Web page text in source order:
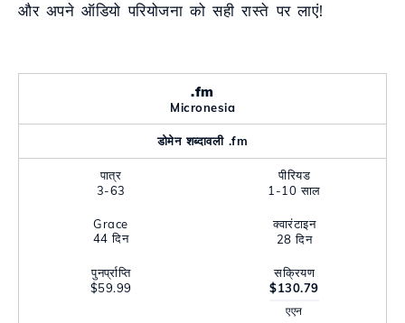
और अपने ऑडियो परियोजना को सही रास्ते पर लाएं!
.fm
Micronesia
डोमेन शब्दावली .fm
पात्र
3-63
पीरियड
1-10 साल
Grace
44 दिन
क्वारंटाइन
28 दिन
पुनर्प्राप्ति
$59.99
सक्रियण
$130.79
एएन